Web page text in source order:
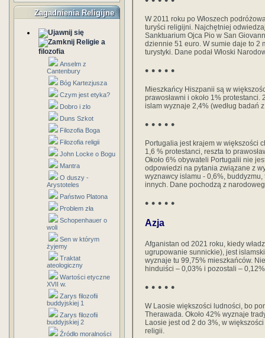
Zagadnienia Religijne
Religie a
filozofia
Anselm z
Cantenbury
Bóg Kartezjusza
Czym jest etyka?
Dobro i zlo
Duns Szkot
Filozofia Boga
Filozofia religii
John Locke o Bogu
Mantra
O duszy -
Arystoteles
Państwo Platona
Problem zła
Schopenhauer o
woli
Sen w którym
żyjemy
Traktat
ateologiczny
Wartości etyczne
XVII w.
Zarys filozofii
buddyjskiej 1
Zarys filozofii
buddyjskiej 2
Źródło moralności
W 2011 roku po Włoszech
turyści religijni. Najchętniej
Sanktuarium Ojca Pio w San
dziennie 51 euro. W sumie daje to 2
turystyki. Dane podał Włoski
• • • • •
Mieszkańcy Hiszpanii są w
prawosławni i około 1%
islam wyznaje 2,4% (według badań
• • • • •
Portugalia jest krajem w większości
1,6 % protestanci, reszta to
Około 6% obywateli Portugalii nie
odpowiedzi na pytania związane z
wyznawcy islamu - 0,6%,
innych. Dane pochodzą z
• • • • •
Azja
Afganistan od 2021 roku, kiedy
ugrupowanie sunnickie), jest
wyznaje tu 99,75% mieszkańców.
hinduiści – 0,03% i pozostali –
• • • • •
W Laosie większości ludności, bo
Therawada. Około 42% wyznaje
Laosie jest od 2 do 3%, w
religii.